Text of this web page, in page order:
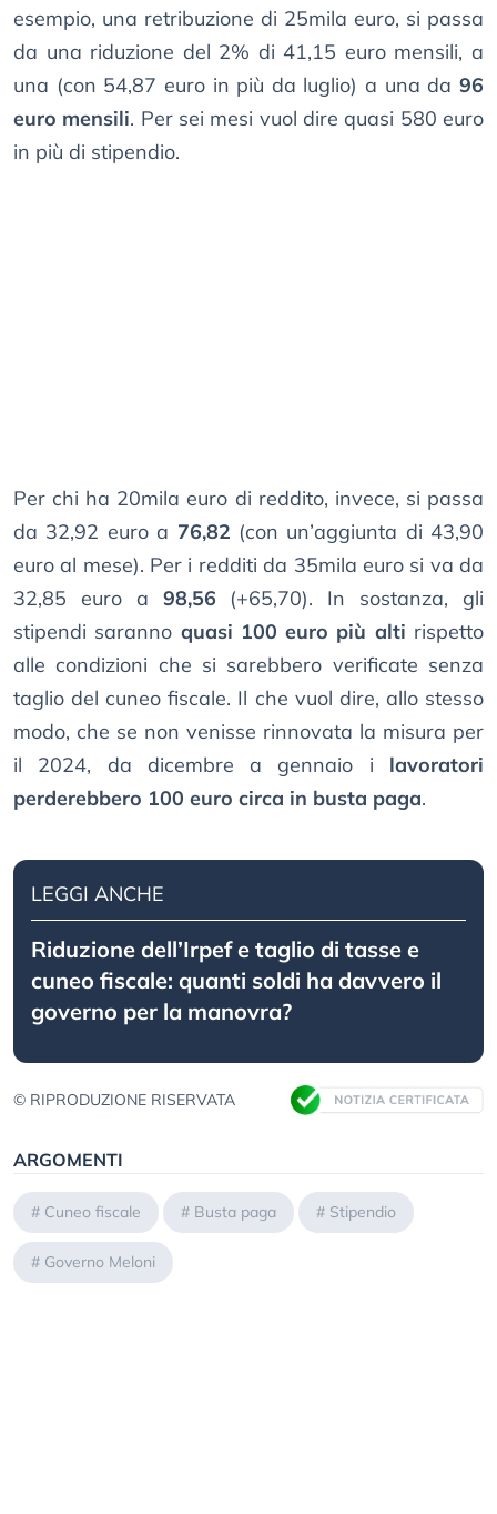
esempio, una retribuzione di 25mila euro, si passa
da una riduzione del 2% di 41,15 euro mensili, a
una (con 54,87 euro in più da luglio) a una da 96
euro mensili. Per sei mesi vuol dire quasi 580 euro
in più di stipendio.
Per chi ha 20mila euro di reddito, invece, si passa
da 32,92 euro a 76,82 (con un’aggiunta di 43,90
euro al mese). Per i redditi da 35mila euro si va da
32,85 euro a 98,56 (+65,70). In sostanza, gli
stipendi saranno quasi 100 euro più alti rispetto
alle condizioni che si sarebbero verificate senza
taglio del cuneo fiscale. Il che vuol dire, allo stesso
modo, che se non venisse rinnovata la misura per
il 2024, da dicembre a gennaio i lavoratori
perderebbero 100 euro circa in busta paga.
LEGGI ANCHE
Riduzione dell’Irpef e taglio di tasse e
cuneo fiscale: quanti soldi ha davvero il
governo per la manovra?
© RIPRODUZIONE RISERVATA
ARGOMENTI
# Cuneo fiscale # Busta paga # Stipendio
# Governo Meloni